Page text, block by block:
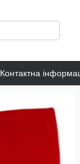
Контактна